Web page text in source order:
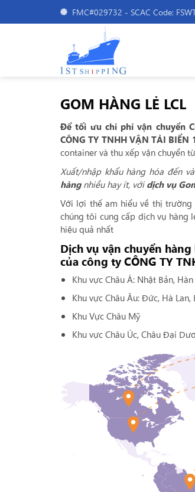
FMC#029732 - SCAC Code:
GOM HÀNG LẺ LCL
Để tối ưu chi phí vận chuyển
CÔNG TY TNHH VẬN TẢI BIỂN
container và thu xếp vận chuyển
Xuất/nhập khẩu hàng hóa đến
hàngnhiều hay ít, vớidịch vụ
Với lợi thế am hiểu về thị
chúng tôi cung cấp dịch vụ hàng
hiệu quả nhất
Dịch vụ vận chuyển
của công ty CÔNG TY
Khu vực Châu Á: Nhật Bản,
Khu vực Châu Âu: Đức, Hà Lan,
Khu Vực Châu Mỹ
Khu vực Châu Úc, Châu Đại